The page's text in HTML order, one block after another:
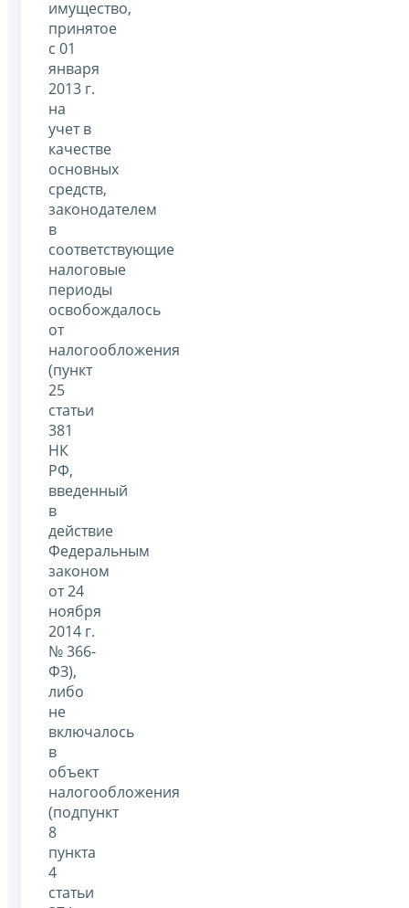
имущество,
принятое
с 01
января
2013 г.
на
учет в
качестве
основных
средств,
законодателем
в
соответствующие
налоговые
периоды
освобождалось
от
налогообложения
(пункт
25
статьи
381
НК
РФ,
введенный
в
действие
Федеральным
законом
от 24
ноября
2014 г.
№ 366-
ФЗ),
либо
не
включалось
в
объект
налогообложения
(подпункт
8
пункта
4
статьи